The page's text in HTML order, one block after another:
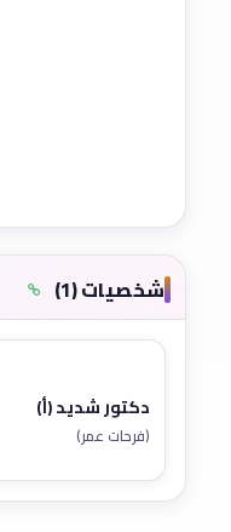
شخصيات (1)
دكتور شديد (أ)
(فرحات عمر)